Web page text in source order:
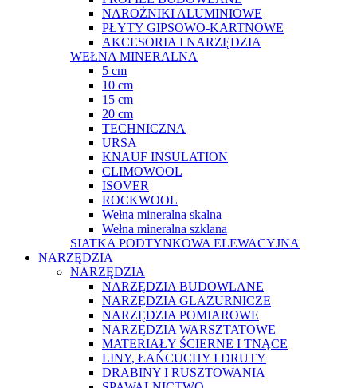
NAROŻNIKI ALUMINIOWE
PŁYTY GIPSOWO-KARTNOWE
AKCESORIA I NARZĘDZIA
WEŁNA MINERALNA
5 cm
10 cm
15 cm
20 cm
TECHNICZNA
URSA
KNAUF INSULATION
CLIMOWOOL
ISOVER
ROCKWOOL
Wełna mineralna skalna
Wełna mineralna szklana
SIATKA PODTYNKOWA ELEWACYJNA
NARZĘDZIA
NARZĘDZIA
NARZĘDZIA BUDOWLANE
NARZĘDZIA GLAZURNICZE
NARZĘDZIA POMIAROWE
NARZĘDZIA WARSZTATOWE
MATERIAŁY ŚCIERNE I TNĄCE
LINY, ŁAŃCUCHY I DRUTY
DRABINY I RUSZTOWANIA